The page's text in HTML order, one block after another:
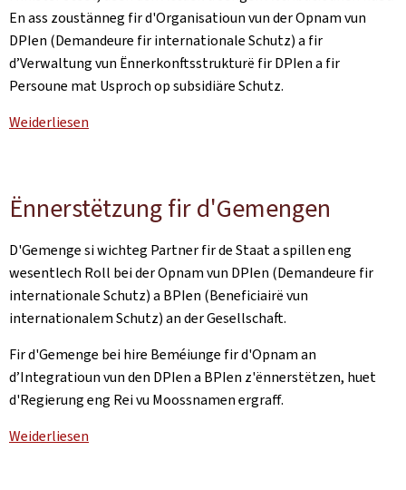
En ass zoustänneg fir d'Organisatioun vun der Opnam vun
DPIen (Demandeure fir internationale Schutz) a fir
d’Verwaltung vun Ënnerkonftsstrukturë fir DPIen a fir
Persoune mat Usproch op subsidiäre Schutz.
Weiderliesen
Ënnerstëtzung fir d'Gemengen
D'Gemenge si wichteg Partner fir de Staat a spillen eng
wesentlech Roll bei der Opnam vun DPIen (Demandeure fir
internationale Schutz) a BPIen (Beneficiairë vun
internationalem Schutz) an der Gesellschaft.
Fir d'Gemenge bei hire Beméiunge fir d'Opnam an
d’Integratioun vun den DPIen a BPIen z'ënnerstëtzen, huet
d'Regierung eng Rei vu Moossnamen ergraff.
Weiderliesen